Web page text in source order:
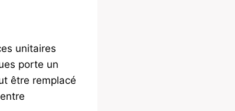
unitaires
porte un
être remplacé